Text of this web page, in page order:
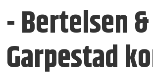
- Bertelsen &
Garpestad